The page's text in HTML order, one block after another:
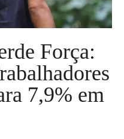
Força:
7,9% em